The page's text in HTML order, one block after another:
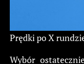
Prędki po X
Wybór